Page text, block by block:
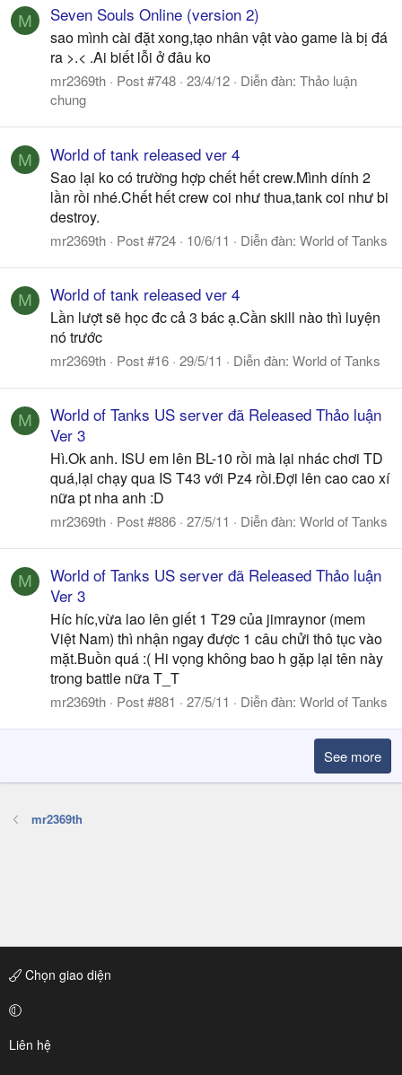
M Seven Souls Online (version 2)
sao mình cài đặt xong,tạo nhân vật vào game là bị đá
ra >.< .Ai biết lỗi ở đâu ko
mr2369th Post #748 23/4/12 Diễn đàn: Thảo luận
chung
M World of tank released ver 4
Sao lại ko có trường hợp chết hết crew.Mình dính 2
lần rồi nhé.Chết hết crew coi như thua,tank coi như bi
destroy.
mr2369th Post #724 10/6/11 Diễn đàn: World of Tanks
M World of tank released ver 4
Lần lượt sẽ học đc cả 3 bác ạ.Cần skill nào thì luyện
nó trước
mr2369th Post #16 29/5/11 Diễn đàn: World of Tanks
M
World of Tanks US server đã Released Thảo luận
Ver 3
Hì.Ok anh. ISU em lên BL-10 rồi mà lại nhác chơi TD
quá,lại chạy qua IS T43 với Pz4 rồi.Đợi lên cao cao xí
nữa pt nha anh :D
mr2369th Post #886 27/5/11 Diễn đàn: World of Tanks
M
World of Tanks US server đã Released Thảo luận
Ver 3
Híc híc,vừa lao lên giết 1 T29 của jimraynor (mem
Việt Nam) thì nhận ngay được 1 câu chửi thô tục vào
mặt.Buồn quá :( Hi vọng không bao h gặp lại tên này
trong battle nữa T_T
mr2369th Post #881 27/5/11 Diễn đàn: World of Tanks
See more
mr2369th
Chọn giao diện
Liên hệ